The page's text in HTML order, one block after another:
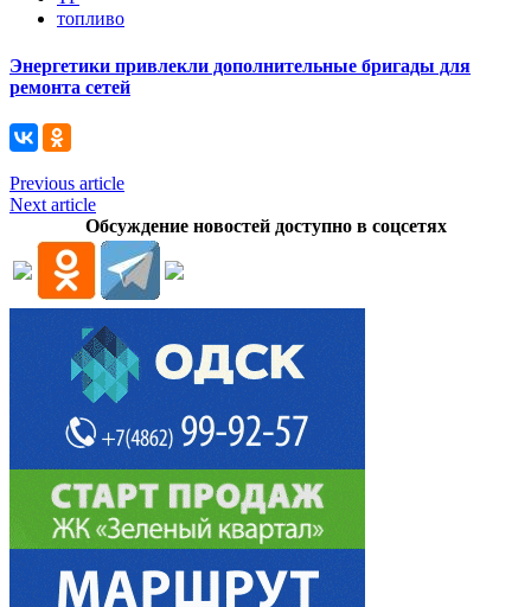
топливо
Энергетики привлекли дополнительные бригады для
ремонта сетей
Previous article
Next article
Обсуждение новостей доступно в соцсетях